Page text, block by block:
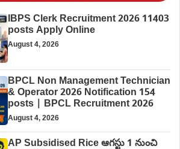
IBPS Clerk Recruitment 2026 11403
posts Apply Online
August 4, 2026
BPCL Non Management Technician
& Operator 2026 Notification 154
posts | BPCL Recruitment 2026
August 4, 2026
AP Subsidised Rice ఆగస్టు 1 నుంచి